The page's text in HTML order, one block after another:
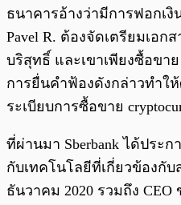
ธนาคารอ้างว่ามีการฟอกเ
Pavel R. ต้องจัดเตรียมเอก
บริสุทธิ์ และเขาเพียงซื้อขาย
การยื่นคำฟ้องดังกล่าวทำใ
ระเบียบการซื้อขาย
ที่ผ่านมา Sberbank ได้ประ
กับเทคโนโลยีที่เกี่ยวข้องกั
ธันวาคม 2020 รวมถึง